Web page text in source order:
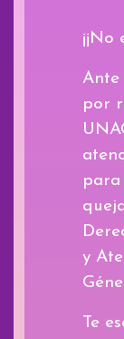
¡¡No
Ante
por
para
y
Te